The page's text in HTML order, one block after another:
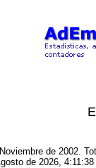
de 2002.
de 2026, 4:11:38